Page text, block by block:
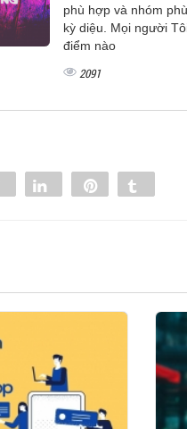
phù hợp và nhóm
kỳ diệu. Mọi người
điểm nào
2091
Tweet Share